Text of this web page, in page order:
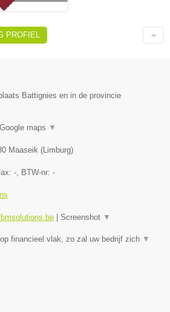
PROFIEL
Battignies en in de provincie
Google maps ▼
Maaseik ( Limburg)
- , BTW-nr: -
Screenshot ▼
financieel vlak, zo zal uw bedrijf zich ▼